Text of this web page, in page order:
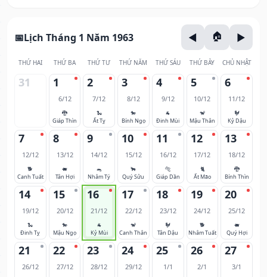
Lịch Tháng 1 Năm 1963
THỨ HAI THỨ BA THỨ TƯ THỨ NĂM THỨ SÁU THỨ BẢY CHỦ NHẬT
31 1
6/12
🐉
Giáp Thìn
2
7/12
🐍
Ất Tỵ
3
8/12
🐎
Bính Ngọ
4
9/12
🐐
Đinh Mùi
5
10/12
🐒
Mậu Thân
6
11/12
🐓
Kỷ Dậu
7
12/12
🐕
Canh Tuất
8
13/12
🐖
Tân Hợi
9
14/12
🐀
Nhâm Tý
10
15/12
🐂
Quý Sửu
11
16/12
🐅
Giáp Dần
12
17/12
🐈
Ất Mão
13
18/12
🐉
Bính Thìn
14
19/12
🐍
Đinh Tỵ
15
20/12
🐎
Mậu Ngọ
16
21/12
🐐
Kỷ Mùi
17
22/12
🐒
Canh Thân
18
23/12
🐓
Tân Dậu
19
24/12
🐕
Nhâm Tuất
20
25/12
🐖
Quý Hợi
21
26/12
22
27/12
23
28/12
24
29/12
25
1/1
26
2/1
27
3/1